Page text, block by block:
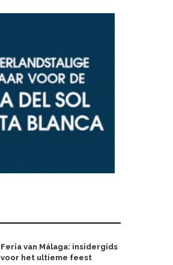
Feria van Málaga: insidergids
voor het ultieme feest